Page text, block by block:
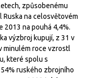
způsobenému
Ruska na celosvětovém
2013 na pouhá 4,4%.
výzbroj kupují, z 31 v
minulém roce vzrostl
které spolu s
ruského zbrojního